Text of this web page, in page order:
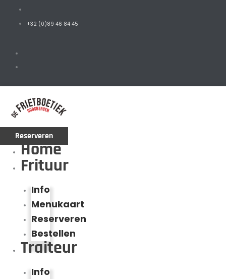
+32 (0)89 46 84 45
Reserveren
Home
Frituur
Info
Menukaart
Reserveren
Bestellen
Traiteur
Info